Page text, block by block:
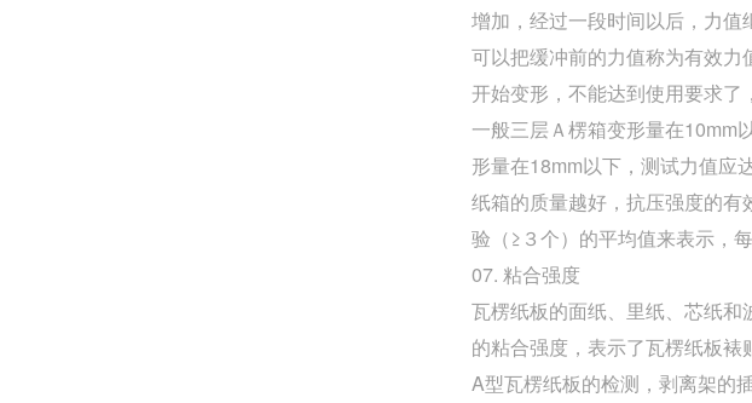
增加，经过一段时间以后，力值
可以把缓冲前的力值称为有效
开始变形，不能达到使用要求了
一般三层Ａ楞箱变形量在10mm
形量在18mm以下，测试力值应
纸箱的质量越好，抗压强度的
验（≥３个）的平均值来表示，
07. 粘合强度
瓦楞纸板的面纸、里纸、芯纸
的粘合强度，表示了瓦楞纸板裱
A型瓦楞纸板的检测，剥离架的